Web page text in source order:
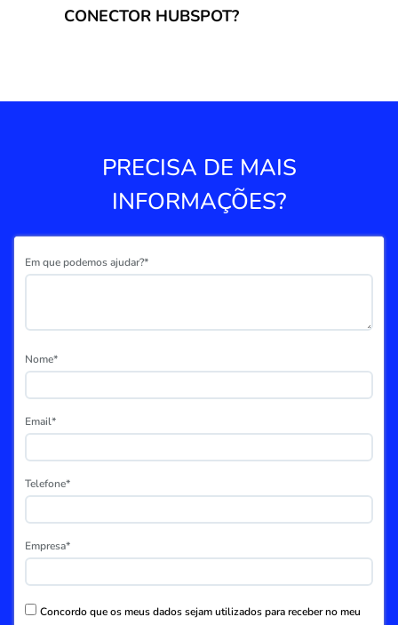
CONECTOR HUBSPOT?
PRECISA DE MAIS
INFORMAÇÕES?
Em que podemos ajudar?*
Nome*
Email*
Telefone*
Empresa*
Concordo que os meus dados sejam utilizados para receber no meu